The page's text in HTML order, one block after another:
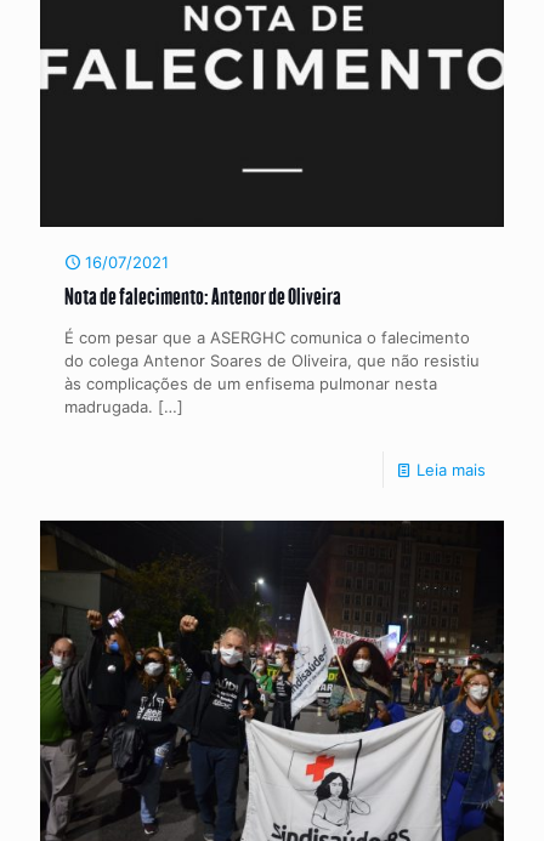
16/07/2021
Nota de falecimento: Antenor de Oliveira
É com pesar que a ASERGHC comunica o falecimento
do colega Antenor Soares de Oliveira, que não resistiu
às complicações de um enfisema pulmonar nesta
madrugada. […]
Leia mais